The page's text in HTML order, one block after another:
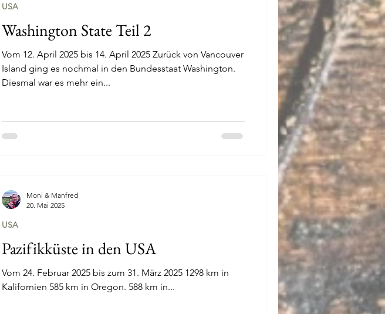
Washington State Teil 2
Vom 12. April 2025 bis 14. April 2025 Zurück von Vancouver
Island ging es nochmal in den Bundesstaat Washington.
Diesmal war es mehr ein...
USA
Pazifikküste in den USA
Vom 24. Februar 2025 bis zum 31. März 2025 1298 km in
Kalifornien 585 km in Oregon. 588 km in...
USA
Moni & Manfred
20. Mai 2025